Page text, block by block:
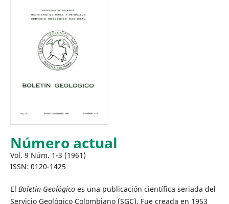
Número actual
Vol. 9 Núm. 1-3 (1961)
ISSN: 0120-1425
El Boletín Geológicoes una publicación científica seriada del
Servicio Geológico Colombiano (SGC). Fue creada en 1953